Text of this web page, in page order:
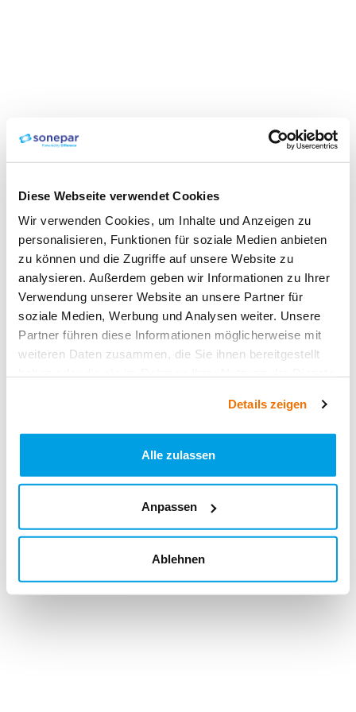
Diese Webseite verwendet Cookies
Wir verwenden Cookies, um Inhalte und Anzeigen zu
personalisieren, Funktionen für soziale Medien anbieten
zu können und die Zugriffe auf unsere Website zu
analysieren. Außerdem geben wir Informationen zu Ihrer
Verwendung unserer Website an unsere Partner für
soziale Medien, Werbung und Analysen weiter. Unsere
Partner führen diese Informationen möglicherweise mit
weiteren Daten zusammen, die Sie ihnen bereitgestellt
Details zeigen
Alle zulassen
Anpassen
Ablehnen